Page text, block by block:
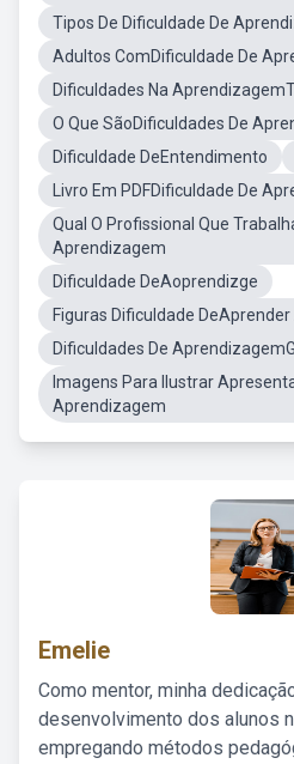
Tipos De Dificuldade De
Adultos ComDificuldade De
Dificuldades Na
O Que SãoDificuldades De
Dificuldade DeEntendimento
Livro Em PDFDificuldade De
Qual O Profissional Que
Aprendizagem
Dificuldade DeAoprendizge
Figuras Dificuldade
Dificuldades De
Imagens Para Ilustrar
Aprendizagem
Emelie
Como mentor, minha
desenvolvimento dos alunos
empregando métodos